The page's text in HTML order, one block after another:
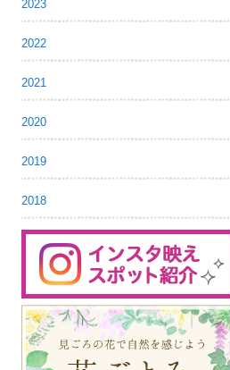
2023
2022
2021
2020
2019
2018